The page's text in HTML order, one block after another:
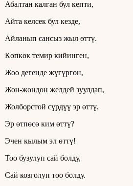
Абалтан калган бул кепти,
Айта келсек бул кезде,
Айланып сансыз жыл өттү.
Көпкөк темир кийинген,
Жоо дегенде жүгүргөн,
Жон-жондон желдей зуулдап,
Жолборстой сүрдүү эр өттү,
Эр өтпөсө ким өттү?
Эчен кылым эл өттү!
Тоо бузулуп сай болду,
Сай козголуп тоо болду.